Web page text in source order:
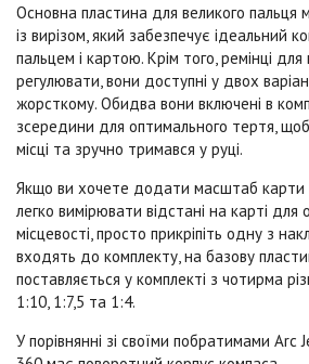
Основна пластина для великого пальця
із вирізом, який забезпечує ідеальний
пальцем і картою. Крім того, ремінці для
регулювати, вони доступні у двох
жорсткому. Обидва вони включені в
зсередини для оптимального тертя,
місці та зручно тримався у руці.
Якщо ви хочете додати масштаб карти
легко вимірювати відстані на карті для
місцевості, просто прикріпіть одну з
входять до комплекту, на базову
поставляється у комплекті з чотирма
1:10, 1:7,5 та 1:4.
У порівнянні зі своїми побратимами Arc